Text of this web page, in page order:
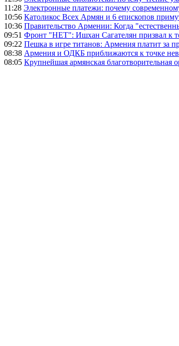
11:28 Электронные платежи: почему
10:56 Католикос Всех Армян и 6 епископов
10:36 Правительство Армении: Когда
09:51 Фронт "НЕТ": Ишхан Сагателян призвал к
09:22 Пешка в игре титанов: Армения платит за
08:38 Армения и ОДКБ приближаются к точке
08:05 Крупнейшая армянская благотворительная